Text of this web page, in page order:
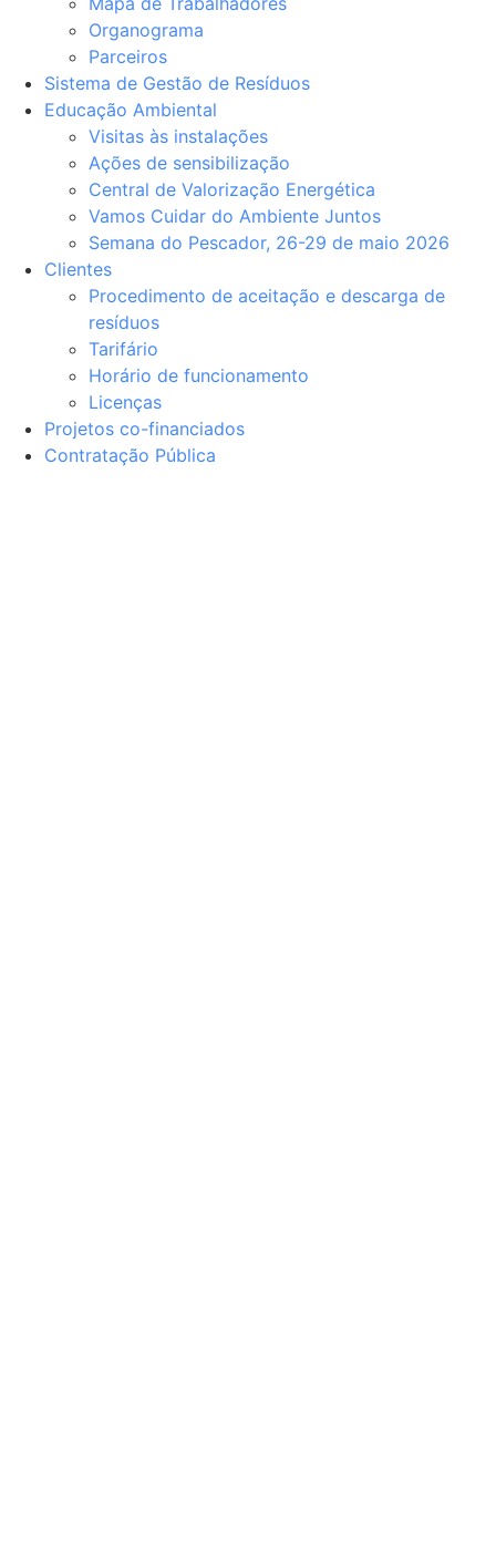
Organograma
Parceiros
Sistema de Gestão de Resíduos
Educação Ambiental
Visitas às instalações
Ações de sensibilização
Central de Valorização Energética
Vamos Cuidar do Ambiente Juntos
Semana do Pescador, 26-29 de maio 2026
Clientes
Procedimento de aceitação e descarga de
resíduos
Tarifário
Horário de funcionamento
Licenças
Projetos co-financiados
Contratação Pública